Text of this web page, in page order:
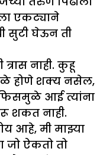
एकट्याने
सुटी घेऊन ती
त्रास नाही. कुहू
होणे शक्य नसेल,
आई त्यांना
शकत नाही.
आहे, मी माझ्या
जो ऐकतो तो